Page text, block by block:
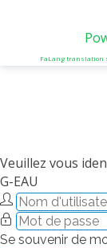
FaLang translation
Veuillez vous
G-EAU
Se souvenir de